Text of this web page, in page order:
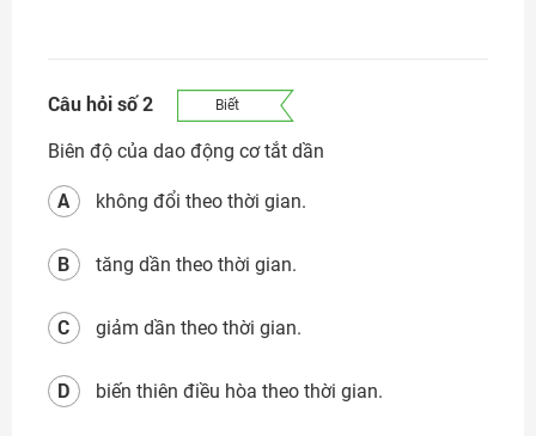
Câu hỏi số 2 Biết
Biên độ của dao động cơ tắt dần
không đổi theo thời gian.
A
tăng dần theo thời gian.
B
giảm dần theo thời gian.
C
biến thiên điều hòa theo thời gian.
D